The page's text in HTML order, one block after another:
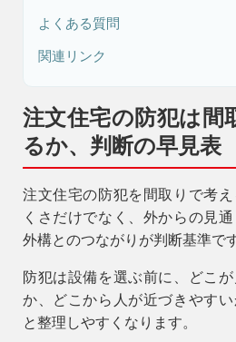
よくある質問
関連リンク
注文住宅の防犯は間
るか、判断の早見表
注文住宅の防犯を間取りで考
くさだけでなく、外からの見
外構とのつながりが判断基準です
防犯は設備を選ぶ前に、どこ
か、どこから人が近づきやす
と整理しやすくなります。